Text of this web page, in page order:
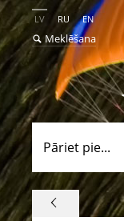
LV RU EN
Meklēšana